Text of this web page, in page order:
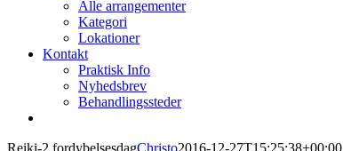
Alle arrangementer
Kategori
Lokationer
Kontakt
Praktisk Info
Nyhedsbrev
Behandlingssteder
Reiki-2 fordybelsesdagChristo2016-12-27T15:25:38+00:00